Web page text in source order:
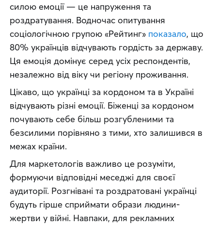
силою емоції — це напруження та
роздратування. Водночас опитування
соціологічною групою «Рейтинг» показало, що
80% українців відчувають гордість за державу.
Ця емоція домінує серед усіх респондентів,
незалежно від віку чи регіону проживання.
Цікаво, що українці за кордоном та в Україні
відчувають різні емоції. Біженці за кордоном
почувають себе більш розгубленими та
безсилими порівняно з тими, хто залишився в
межах країни.
Для маркетологів важливо це розуміти,
формуючи відповідні меседжі для своєї
аудиторії. Розгнівані та роздратовані українці
будуть гірше сприймати образи людини-
жертви у війні. Навпаки, для рекламних